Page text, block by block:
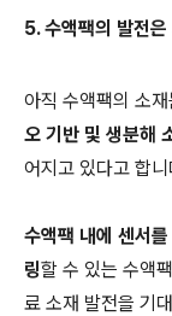
5. 수액팩의 발전
아직 수액팩의 소
오 기반 및 생분해
어지고 있다고 합니
수액팩 내에 센서
링할 수 있는 수액
료 소재 발전을 기